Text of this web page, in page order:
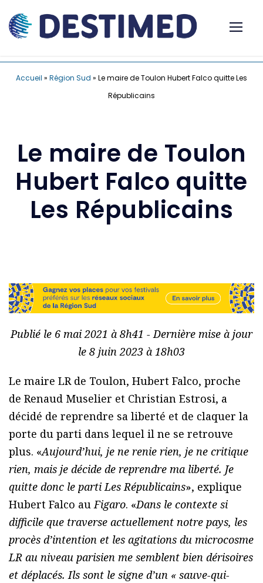
Accueil » Région Sud » Le maire de Toulon Hubert Falco quitte Les
Républicains
Le maire de Toulon
Hubert Falco quitte
Les Républicains
Publié le 6 mai 2021 à 8h41 - Dernière mise à jour
le 8 juin 2023 à 18h03
Le maire LR de Toulon, Hubert Falco, proche
de Renaud Muselier et Christian Estrosi, a
décidé de reprendre sa liberté et de claquer la
porte du parti dans lequel il ne se retrouve
plus. «Aujourd’hui, je ne renie rien, je ne critique
rien, mais je décide de reprendre ma liberté. Je
quitte donc le parti Les Républicains», explique
Hubert Falco auFigaro. «Dans le contexte si
difficile que traverse actuellement notre pays, les
procès d’intention et les agitations du microcosme
LR au niveau parisien me semblent bien dérisoires
et déplacés. Ils sont le signe d’un « sauve-qui-